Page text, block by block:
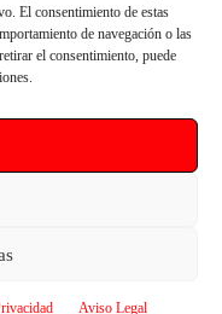
El consentimiento de estas
de navegación o las
el consentimiento, puede
Aviso Legal
de Murcia denuncia el
de las instalaciones
y pide que se cedan a